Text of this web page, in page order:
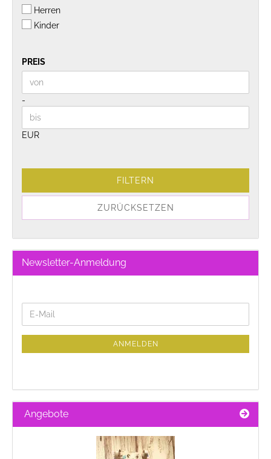
Herren
Kinder
PREIS
PREIS
Preis bis
-
EUR
FILTERN
ZURÜCKSETZEN
Newsletter-Anmeldung
WEITER
ZUR
E-
Mail
ANMELDEN
Angebote